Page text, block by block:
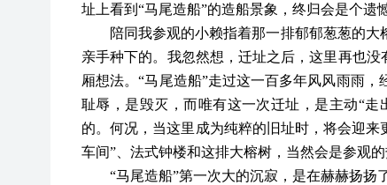
址上看到“马尾造船”的造船景象，终归会是个遗憾
陪同我参观的小赖指着那一排郁郁葱葱的
亲手种下的。我忽然想，迁址之后，这里再也没
厢想法。“马尾造船”走过这一百多年风风雨雨
耻辱，是毁灭，而唯有这一次迁址，是主动“
的。何况，当这里成为纯粹的旧址时，将会迎
车间”、法式钟楼和这排大榕树，当然会是参观
“马尾造船”第一次大的沉寂，是在赫赫扬扬